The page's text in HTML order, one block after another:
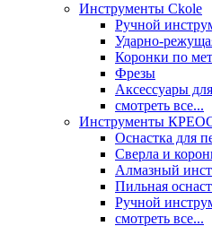
Инструменты Ckole
Ручной
Коронки по
Фрезы
Аксессуары
смотреть все...
Инструменты
Оснастка для
Сверла и
Алмазный
Пильная
Ручной
смотреть все...